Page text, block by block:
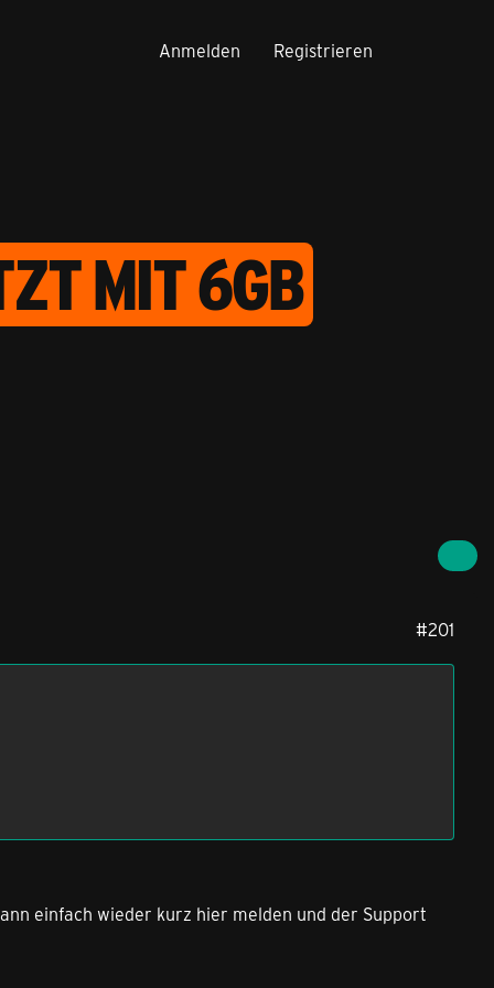
Anmelden Registrieren
MIT 6GB
#201
einfach wieder kurz hier melden und der Support